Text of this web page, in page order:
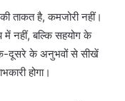
ताकत है, कमजोरी नहीं।
में नहीं, बल्कि सहयोग के
दूसरे के अनुभवों से सीखें
होगा।